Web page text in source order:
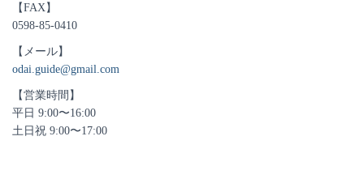
【FAX】
0598-85-0410
【メール】
odai.guide@gmail.com
【営業時間】
平日 9:00〜16:00
土日祝 9:00〜17:00